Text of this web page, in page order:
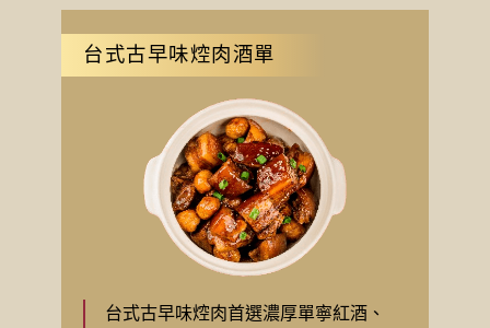
台式古早味焢肉酒單
台式古早味焢肉首選濃厚單寧紅酒、